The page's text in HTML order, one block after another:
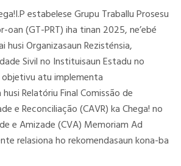
estabelese Grupu Traballu Prosesu
oan (GT-PRT) iha tinan 2025, ne’ebé
husi Organizasaun Rezisténsia,
Sivil no Instituisaun Estadu no
objetivu atu implementa
Relatóriu Final Comissão de
e Reconciliação (CAVR) ka Chega! no
e Amizade (CVA) Memoriam Ad
relasiona ho rekomendasaun kona-ba